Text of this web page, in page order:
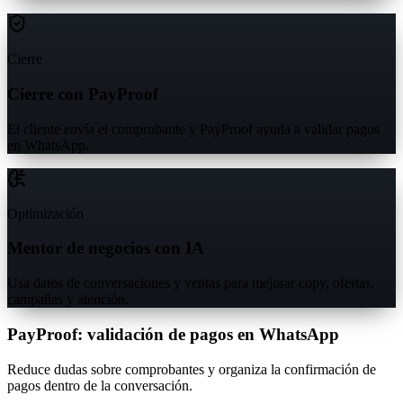
Cierre
Cierre con PayProof
El cliente envía el comprobante y PayProof ayuda a validar pagos
en WhatsApp.
Optimización
Mentor de negocios con IA
Usa datos de conversaciones y ventas para mejorar copy, ofertas,
campañas y atención.
PayProof: validación de pagos en WhatsApp
Reduce dudas sobre comprobantes y organiza la confirmación de
pagos dentro de la conversación.